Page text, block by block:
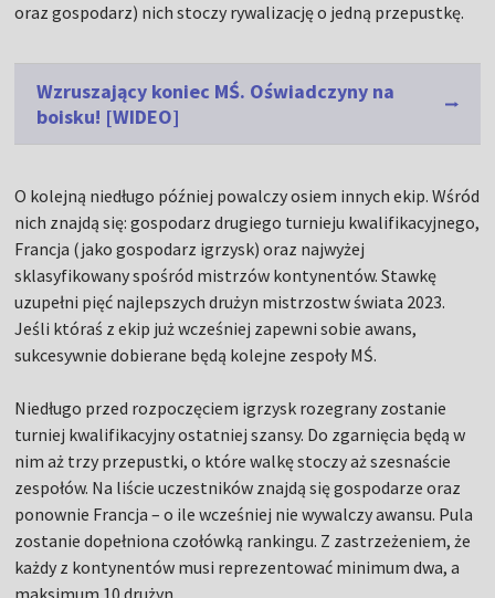
oraz gospodarz) nich stoczy rywalizację o jedną przepustkę.
Wzruszający koniec MŚ. Oświadczyny na
boisku! [WIDEO]
O kolejną niedługo później powalczy osiem innych ekip. Wśród
nich znajdą się: gospodarz drugiego turnieju kwalifikacyjnego,
Francja (jako gospodarz igrzysk) oraz najwyżej
sklasyfikowany spośród mistrzów kontynentów. Stawkę
uzupełni pięć najlepszych drużyn mistrzostw świata 2023.
Jeśli któraś z ekip już wcześniej zapewni sobie awans,
sukcesywnie dobierane będą kolejne zespoły MŚ.
Niedługo przed rozpoczęciem igrzysk rozegrany zostanie
turniej kwalifikacyjny ostatniej szansy. Do zgarnięcia będą w
nim aż trzy przepustki, o które walkę stoczy aż szesnaście
zespołów. Na liście uczestników znajdą się gospodarze oraz
ponownie Francja – o ile wcześniej nie wywalczy awansu. Pula
zostanie dopełniona czołówką rankingu. Z zastrzeżeniem, że
każdy z kontynentów musi reprezentować minimum dwa, a